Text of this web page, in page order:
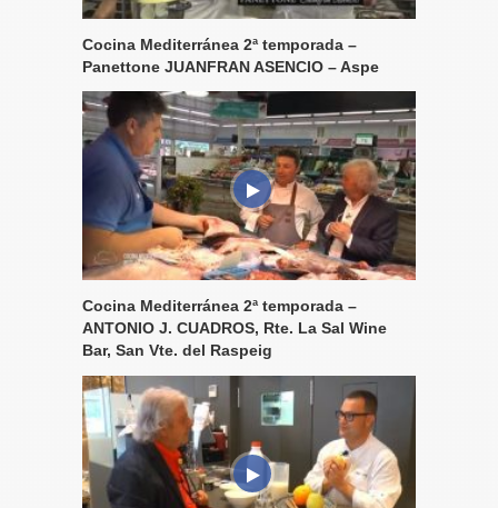
Cocina Mediterránea 2ª temporada –
Panettone JUANFRAN ASENCIO – Aspe
Cocina Mediterránea 2ª temporada –
ANTONIO J. CUADROS, Rte. La Sal Wine
Bar, San Vte. del Raspeig